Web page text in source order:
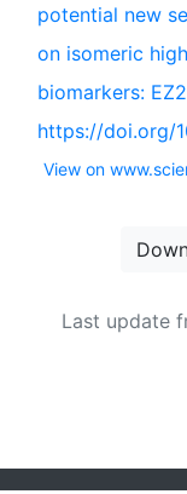
potential new
on isomeric
biomarkers:
https://doi.org/
View on
Last update